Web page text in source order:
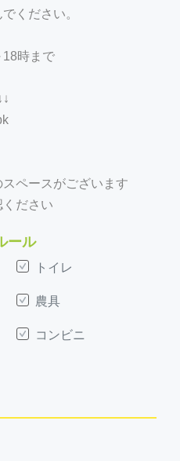
ください。
18時まで
ペースがございます
ださい
ール
トイレ
農具
コンビニ